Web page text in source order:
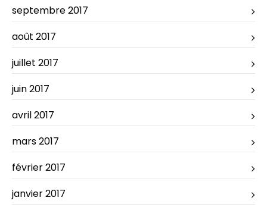
septembre 2017
août 2017
juillet 2017
juin 2017
avril 2017
mars 2017
février 2017
janvier 2017